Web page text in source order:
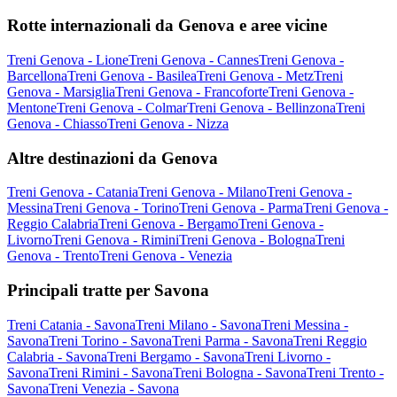
Rotte internazionali da Genova e aree vicine
Treni Genova - LioneTreni Genova - CannesTreni Genova -
BarcellonaTreni Genova - BasileaTreni Genova - MetzTreni
Genova - MarsigliaTreni Genova - FrancoforteTreni Genova -
MentoneTreni Genova - ColmarTreni Genova - BellinzonaTreni
Genova - ChiassoTreni Genova - Nizza
Altre destinazioni da Genova
Treni Genova - CataniaTreni Genova - MilanoTreni Genova -
MessinaTreni Genova - TorinoTreni Genova - ParmaTreni Genova -
Reggio CalabriaTreni Genova - BergamoTreni Genova -
LivornoTreni Genova - RiminiTreni Genova - BolognaTreni
Genova - TrentoTreni Genova - Venezia
Principali tratte per Savona
Treni Catania - SavonaTreni Milano - SavonaTreni Messina -
SavonaTreni Torino - SavonaTreni Parma - SavonaTreni Reggio
Calabria - SavonaTreni Bergamo - SavonaTreni Livorno -
SavonaTreni Rimini - SavonaTreni Bologna - SavonaTreni Trento -
SavonaTreni Venezia - Savona